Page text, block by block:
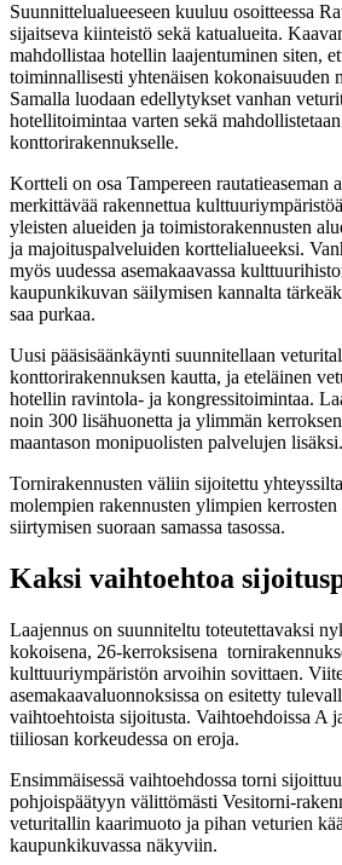
Suunnittelualueeseen kuuluu osoitteessa
sijaitseva kiinteistö sekä katualueita.
mahdollistaa hotellin laajentuminen siten,
toiminnallisesti yhtenäisen kokonaisuuden
Samalla luodaan edellytykset vanhan
hotellitoimintaa varten sekä
konttorirakennukselle.
Kortteli on osa Tampereen rautatieaseman
merkittävää rakennettua
yleisten alueiden ja toimistorakennusten
ja majoituspalveluiden korttelialueeksi.
myös uudessa asemakaavassa
kaupunkikuvan säilymisen kannalta
saa purkaa.
Uusi pääsisäänkäynti suunnitellaan
konttorirakennuksen kautta, ja eteläinen
hotellin ravintola- ja kongressitoimintaa.
noin 300 lisähuonetta ja ylimmän
maantason monipuolisten palvelujen lisäksi.
Tornirakennusten väliin sijoitettu
molempien rakennusten ylimpien
siirtymisen suoraan samassa tasossa.
Kaksi vaihtoehtoa
Laajennus on suunniteltu toteutettavaksi
kokoisena, 26-kerroksisena
kulttuuriympäristön arvoihin sovittaen.
asemakaavaluonnoksissa on esitetty
vaihtoehtoista sijoitusta. Vaihtoehdoissa A
tiiliosan korkeudessa on eroja.
Ensimmäisessä vaihtoehdossa torni
pohjoispäätyyn välittömästi Vesitorni-
veturitallin kaarimuoto ja pihan veturien
kaupunkikuvassa näkyviin.